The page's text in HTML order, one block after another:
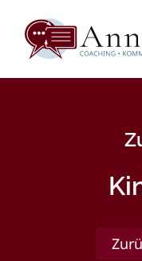
Inhalt
springen